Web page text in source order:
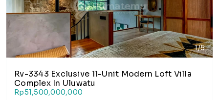
1/5
Rv-3343 Exclusive 11-Unit Modern Loft Villa
Complex In Uluwatu
Rp51,500,000,000